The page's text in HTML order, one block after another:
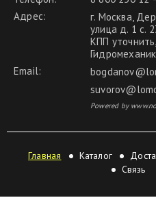
Адрес:
г. Москва,
улица д. 1 с.
КПП
Email:
Powered by
Главная Каталог
Связь